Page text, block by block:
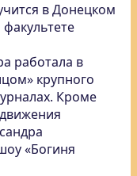
в Донецком
работала в
крупного
Кроме
«Богиня